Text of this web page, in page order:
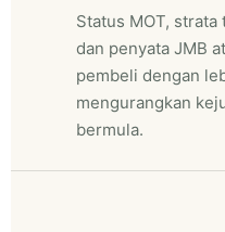
Status MOT,
dan penyata JMB
pembeli dengan
mengurangkan
bermula.